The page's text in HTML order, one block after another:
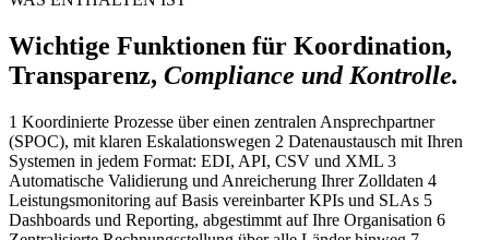
Wichtige Funktionen für Koordination,
Transparenz, Compliance und Kontrolle.
1 Koordinierte Prozesse über einen zentralen Ansprechpartner
(SPOC), mit klaren Eskalationswegen 2 Datenaustausch mit Ihren
Systemen in jedem Format: EDI, API, CSV und XML 3
Automatische Validierung und Anreicherung Ihrer Zolldaten 4
Leistungsmonitoring auf Basis vereinbarter KPIs und SLAs 5
Dashboards und Reporting, abgestimmt auf Ihre Organisation 6